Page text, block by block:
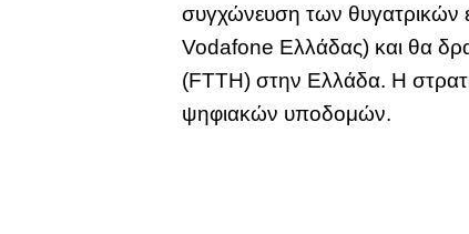
συγχώνευση των θυγατρικών
Vodafone Ελλάδας) και θα
(FTTH) στην Ελλάδα. Η
ψηφιακών υποδομών.